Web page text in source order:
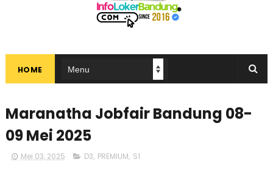
HOME
Maranatha Jobfair Bandung 08-
09 Mei 2025
Mei 03, 2025 D3, PREMIUM, S1